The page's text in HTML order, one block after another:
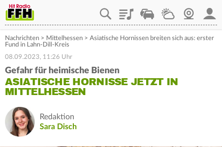
PlaylistStaupilotWetterWebcam
Nachrichten > Mittelhessen > Asiatische Hornissen breiten sich aus: erster
Fund in Lahn-Dill-Kreis
08.09.2023, 11:26 Uhr
Gefahr für heimische Bienen
ASIATISCHE HORNISSE JETZT IN
MITTELHESSEN
Redaktion
Sara Disch